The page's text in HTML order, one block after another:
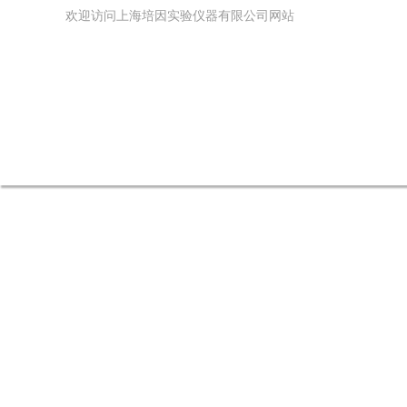
欢迎访问上海培因实验仪器有限公司网站